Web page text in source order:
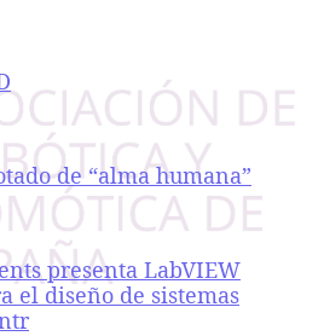
de “alma humana”
presenta LabVIEW
el diseño de sistemas